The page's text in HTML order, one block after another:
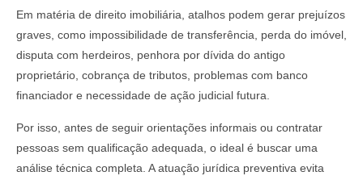
Em matéria de direito imobiliária, atalhos podem gerar prejuízos
graves, como impossibilidade de transferência, perda do imóvel,
disputa com herdeiros, penhora por dívida do antigo
proprietário, cobrança de tributos, problemas com banco
financiador e necessidade de ação judicial futura.
Por isso, antes de seguir orientações informais ou contratar
pessoas sem qualificação adequada, o ideal é buscar uma
análise técnica completa. A atuação jurídica preventiva evita